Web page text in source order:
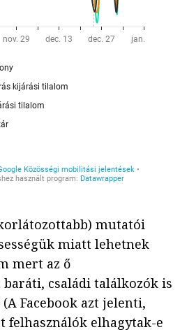
mutatói
miatt lehetnek
mert az ő
családi találkozók is
Facebook azt jelenti,
felhasználók elhagytak-e